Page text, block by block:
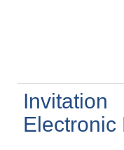
Electronic